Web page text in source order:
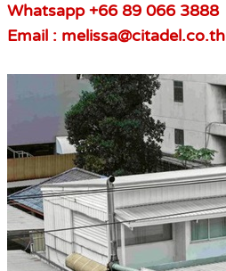
Whatsapp +66 89 066 3888
Email : melissa@citadel.co.th